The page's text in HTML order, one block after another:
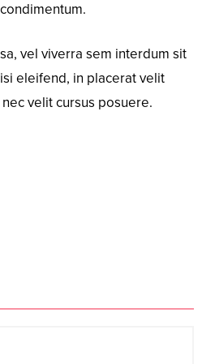
vel viverra sem interdum sit
eleifend, in placerat velit
velit cursus posuere.